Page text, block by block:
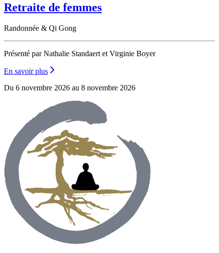
Retraite de femmes
Randonnée & Qi Gong
Présenté par Nathalie Standaert et Virginie Boyer
En savoir plus
Du 6 novembre 2026 au 8 novembre 2026